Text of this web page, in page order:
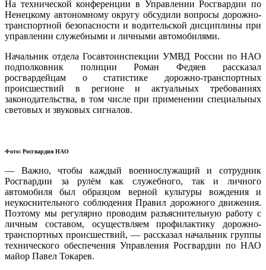
На технической конференции в Управлении Росгвардии по
Ненецкому автономному округу обсудили вопросы дорожно-
транспортной безопасности и водительской дисциплины при
управлении служебными и личными автомобилями.
Начальник отдела Госавтоинспекции УМВД России по НАО
подполковник полиции Роман Федяев рассказал
росгвардейцам о статистике дорожно-транспортных
происшествий в регионе и актуальных требованиях
законодательства, в том числе при применении специальных
световых и звуковых сигналов.
Фото: Росгвардия НАО
— Важно, чтобы каждый военнослужащий и сотрудник
Росгвардии за рулём как служебного, так и личного
автомобиля был образцом верной культуры вождения и
неукоснительного соблюдения Правил дорожного движения.
Поэтому мы регулярно проводим разъяснительную работу с
личным составом, осуществляем профилактику дорожно-
транспортных происшествий, — рассказал начальник группы
технического обеспечения Управления Росгвардии по НАО
майор Павел Токарев.